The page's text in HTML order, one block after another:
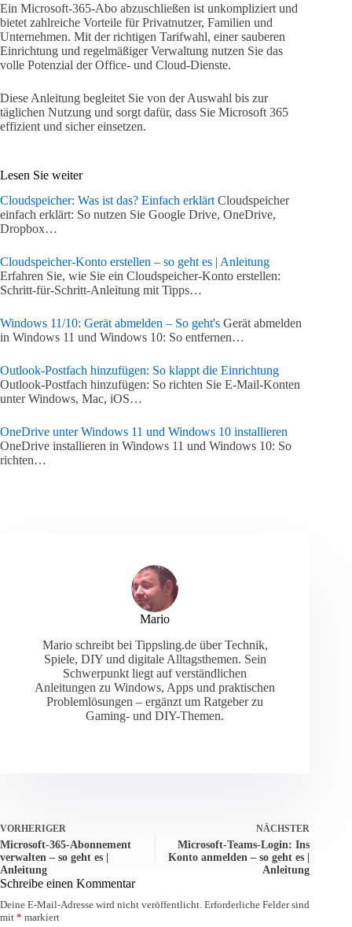
Ein Microsoft-365-Abo abzuschließen ist unkompliziert und
bietet zahlreiche Vorteile für Privatnutzer, Familien und
Unternehmen. Mit der richtigen Tarifwahl, einer sauberen
Einrichtung und regelmäßiger Verwaltung nutzen Sie das
volle Potenzial der Office- und Cloud-Dienste.
Diese Anleitung begleitet Sie von der Auswahl bis zur
täglichen Nutzung und sorgt dafür, dass Sie Microsoft 365
effizient und sicher einsetzen.
Lesen Sie weiter
Cloudspeicher: Was ist das? Einfach erklärtCloudspeicher
einfach erklärt: So nutzen Sie Google Drive, OneDrive,
Dropbox…
Cloudspeicher-Konto erstellen – so geht es | Anleitung
Erfahren Sie, wie Sie ein Cloudspeicher-Konto erstellen:
Schritt-für-Schritt-Anleitung mit Tipps…
Windows 11/10: Gerät abmelden – So geht's Gerät abmelden
in Windows 11 und Windows 10: So entfernen…
Outlook-Postfach hinzufügen: So klappt die Einrichtung
Outlook-Postfach hinzufügen: So richten Sie E-Mail-Konten
unter Windows, Mac, iOS…
OneDrive unter Windows 11 und Windows 10 installieren
OneDrive installieren in Windows 11 und Windows 10: So
richten…
Mario
Mario schreibt bei Tippsling.de über Technik,
Spiele, DIY und digitale Alltagsthemen. Sein
Schwerpunkt liegt auf verständlichen
Anleitungen zu Windows, Apps und praktischen
Problemlösungen – ergänzt um Ratgeber zu
Gaming- und DIY-Themen.
VORHERIGER
Microsoft-365-Abonnement
verwalten – so geht es |
Anleitung
NÄCHSTER
Microsoft-Teams-Login: Ins
Konto anmelden – so geht es |
Anleitung
Schreibe einen Kommentar
Deine E-Mail-Adresse wird nicht veröffentlicht. Erforderliche Felder sind
mit * markiert